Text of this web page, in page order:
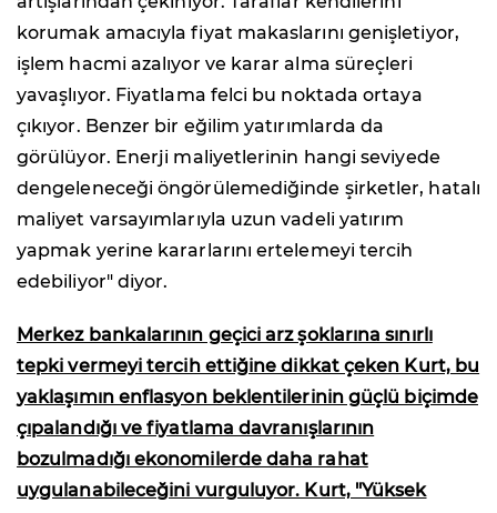
korumak amacıyla fiyat makaslarını genişletiyor,
işlem hacmi azalıyor ve karar alma süreçleri
yavaşlıyor. Fiyatlama felci bu noktada ortaya
çıkıyor. Benzer bir eğilim yatırımlarda da
görülüyor. Enerji maliyetlerinin hangi seviyede
dengeleneceği öngörülemediğinde şirketler, hatalı
maliyet varsayımlarıyla uzun vadeli yatırım
yapmak yerine kararlarını ertelemeyi tercih
edebiliyor" diyor.
Merkez bankalarının geçici arz şoklarına sınırlı
tepki vermeyi tercih ettiğine dikkat çeken Kurt, bu
yaklaşımın enflasyon beklentilerinin güçlü biçimde
çıpalandığı ve fiyatlama davranışlarının
bozulmadığı ekonomilerde daha rahat
uygulanabileceğini vurguluyor. Kurt, "Yüksek